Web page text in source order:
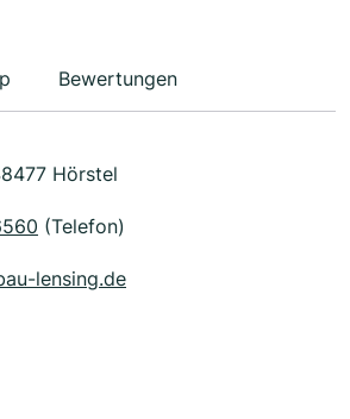
Bewertungen
Hörstel
(Telefon)
lensing.de